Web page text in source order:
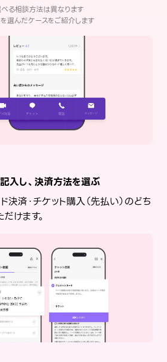
る相談方法は異なります
を選んだケースをご紹介します
入し、決済方法を選ぶ
決済・チケット購入（先払い）のどち
けます。